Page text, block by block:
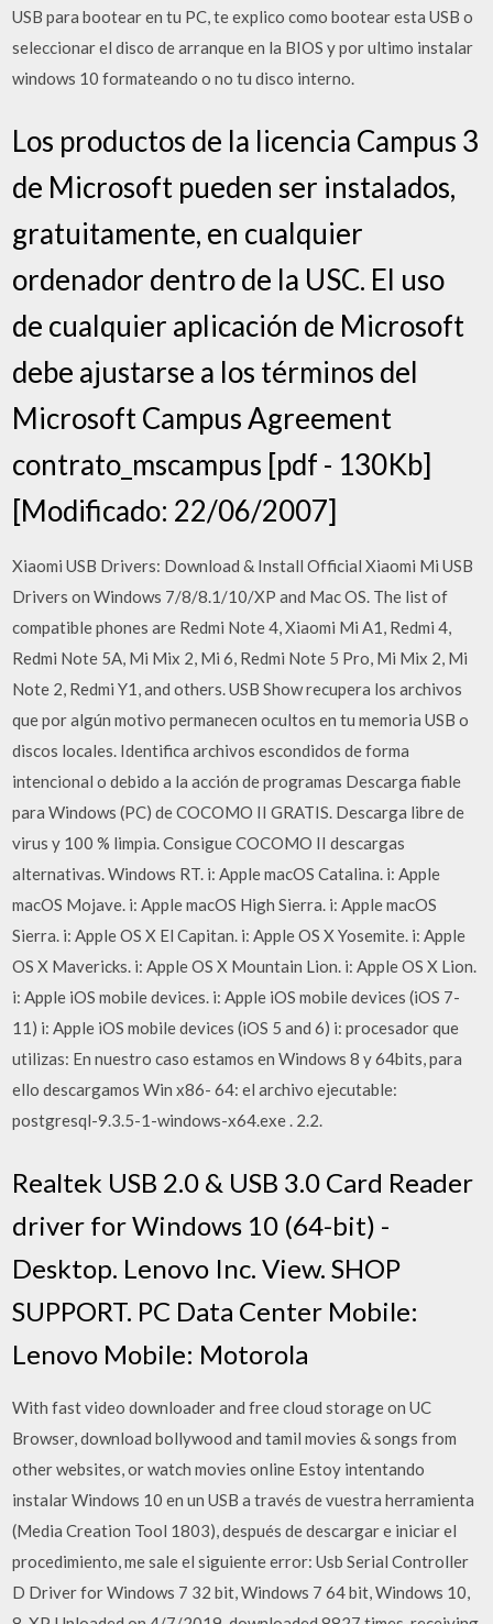
USB para bootear en tu PC, te explico como bootear esta USB o
seleccionar el disco de arranque en la BIOS y por ultimo instalar
windows 10 formateando o no tu disco interno.
Los productos de la licencia Campus 3
de Microsoft pueden ser instalados,
gratuitamente, en cualquier
ordenador dentro de la USC. El uso
de cualquier aplicación de Microsoft
debe ajustarse a los términos del
Microsoft Campus Agreement
contrato_mscampus [pdf - 130Kb]
[Modificado: 22/06/2007]
Xiaomi USB Drivers: Download & Install Official Xiaomi Mi USB
Drivers on Windows 7/8/8.1/10/XP and Mac OS. The list of
compatible phones are Redmi Note 4, Xiaomi Mi A1, Redmi 4,
Redmi Note 5A, Mi Mix 2, Mi 6, Redmi Note 5 Pro, Mi Mix 2, Mi
Note 2, Redmi Y1, and others. USB Show recupera los archivos
que por algún motivo permanecen ocultos en tu memoria USB o
discos locales. Identifica archivos escondidos de forma
intencional o debido a la acción de programas Descarga fiable
para Windows (PC) de COCOMO II GRATIS. Descarga libre de
virus y 100 % limpia. Consigue COCOMO II descargas
alternativas. Windows RT. i: Apple macOS Catalina. i: Apple
macOS Mojave. i: Apple macOS High Sierra. i: Apple macOS
Sierra. i: Apple OS X El Capitan. i: Apple OS X Yosemite. i: Apple
OS X Mavericks. i: Apple OS X Mountain Lion. i: Apple OS X Lion.
i: Apple iOS mobile devices. i: Apple iOS mobile devices (iOS 7-
11) i: Apple iOS mobile devices (iOS 5 and 6) i: procesador que
utilizas: En nuestro caso estamos en Windows 8 y 64bits, para
ello descargamos Win x86- 64: el archivo ejecutable:
postgresql-9.3.5-1-windows-x64.exe . 2.2.
Realtek USB 2.0 & USB 3.0 Card Reader
driver for Windows 10 (64-bit) -
Desktop. Lenovo Inc. View. SHOP
SUPPORT. PC Data Center Mobile:
Lenovo Mobile: Motorola
With fast video downloader and free cloud storage on UC
Browser, download bollywood and tamil movies & songs from
other websites, or watch movies online Estoy intentando
instalar Windows 10 en un USB a través de vuestra herramienta
(Media Creation Tool 1803), después de descargar e iniciar el
procedimiento, me sale el siguiente error: Usb Serial Controller
D Driver for Windows 7 32 bit, Windows 7 64 bit, Windows 10,